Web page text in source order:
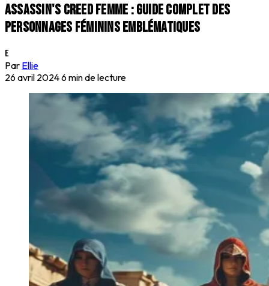
Assassin's Creed Femme : Guide complet des
personnages féminins emblématiques
E
Par Ellie
26 avril 20246 min de lecture